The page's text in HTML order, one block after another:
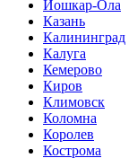
Йошкар-Ола
Казань
Калининград
Калуга
Кемерово
Киров
Климовск
Коломна
Королев
Кострома